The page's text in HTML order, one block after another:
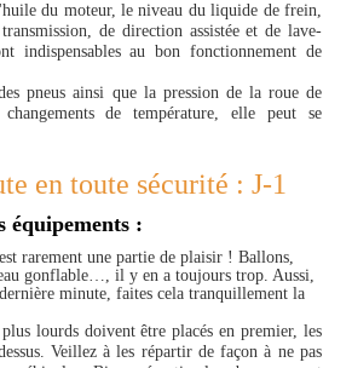
du moteur, le niveau du liquide de frein,
de direction assistée et de lave-
indispensables au bon fonctionnement de
pneus ainsi que la pression de la roue de
de température, elle peut se
en toute sécurité : J-1
équipements :
rarement une partie de plaisir ! Ballons,
gonflable…, il y en a toujours trop. Aussi,
minute, faites cela tranquillement la
plus lourds doivent être placés en premier, les
Veillez à les répartir de façon à ne pas